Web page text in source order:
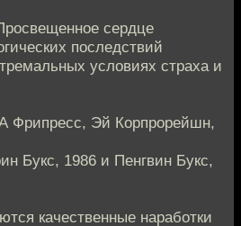
сердце
последствий
условиях страха и
Фрипресс, Эй Корпрорейшн,
Букс, 1986 и Пенгвин Букс,
качественные наработки